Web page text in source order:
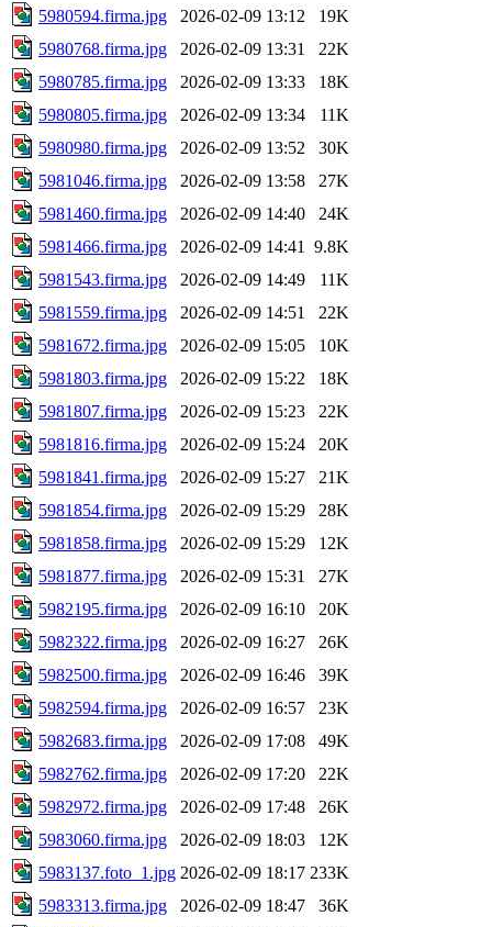
5980594.firma.jpg
2026-02-09 13:12
19K
5980768.firma.jpg
2026-02-09 13:31
22K
5980785.firma.jpg
2026-02-09 13:33
18K
5980805.firma.jpg
2026-02-09 13:34
11K
5980980.firma.jpg
2026-02-09 13:52
30K
5981046.firma.jpg
2026-02-09 13:58
27K
5981460.firma.jpg
2026-02-09 14:40
24K
5981466.firma.jpg
2026-02-09 14:41
9.8K
5981543.firma.jpg
2026-02-09 14:49
11K
5981559.firma.jpg
2026-02-09 14:51
22K
5981672.firma.jpg
2026-02-09 15:05
10K
5981803.firma.jpg
2026-02-09 15:22
18K
5981807.firma.jpg
2026-02-09 15:23
22K
5981816.firma.jpg
2026-02-09 15:24
20K
5981841.firma.jpg
2026-02-09 15:27
21K
5981854.firma.jpg
2026-02-09 15:29
28K
5981858.firma.jpg
2026-02-09 15:29
12K
5981877.firma.jpg
2026-02-09 15:31
27K
5982195.firma.jpg
2026-02-09 16:10
20K
5982322.firma.jpg
2026-02-09 16:27
26K
5982500.firma.jpg
2026-02-09 16:46
39K
5982594.firma.jpg
2026-02-09 16:57
23K
5982683.firma.jpg
2026-02-09 17:08
49K
5982762.firma.jpg
2026-02-09 17:20
22K
5982972.firma.jpg
2026-02-09 17:48
26K
5983060.firma.jpg
2026-02-09 18:03
12K
5983137.foto_1.jpg 2026-02-09 18:17 233K
5983313.firma.jpg
2026-02-09 18:47
36K